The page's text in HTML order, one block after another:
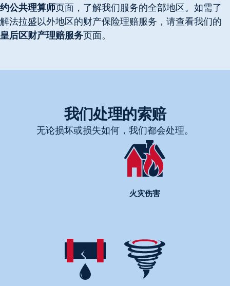
约公共理算师 页面，了解我们服务的全部地区。如需了
解法拉盛以外地区的财产保险理赔服务，请查看我们的
皇后区财产理赔服务页面。
我们处理的索赔
无论损坏或损失如何，我们都会处理。
火灾伤害